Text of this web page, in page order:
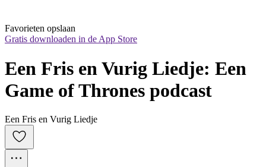
Favorieten opslaan
Gratis downloaden in de App Store
Een Fris en Vurig Liedje: Een
Game of Thrones podcast
Een Fris en Vurig Liedje